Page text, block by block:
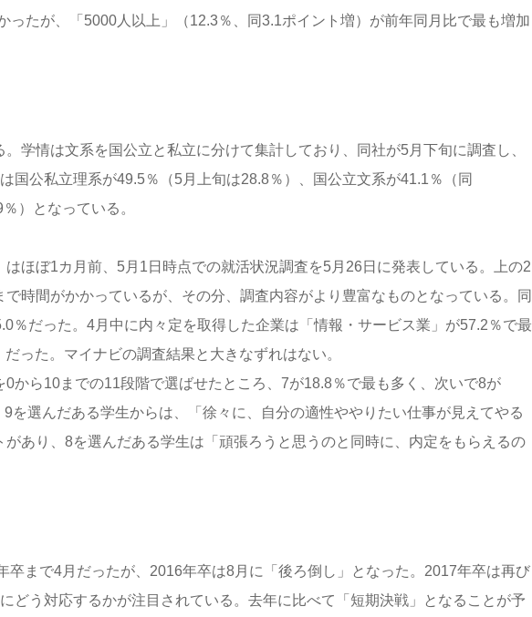
ったが、「5000人以上」（12.3％、同3.1ポイント増）が前年同月比で最も増加
学情は文系を国公立と私立に分けて集計しており、同社が5月下旬に調査し、
国公私立理系が49.5％（5月上旬は28.8％）、国公立文系が41.1％（同
）となっている。
ほぼ1カ月前、5月1日時点での就活状況調査を5月26日に発表している。上の2
時間がかかっているが、その分、調査内容がより豊富なものとなっている。同
％だった。4月中に内々定を取得した企業は「情報・サービス業」が57.2％で最
った。マイナビの調査結果と大きなずれはない。
から10までの11段階で選ばせたところ、7が18.8％で最も多く、次いで8が
を選んだある学生からは、「徐々に、自分の適性ややりたい仕事が見えてやる
あり、8を選んだある学生は「頑張ろうと思うのと同時に、内定をもらえるの
卒まで4月だったが、2016年卒は8月に「後ろ倒し」となった。2017年卒は再び
どう対応するかが注目されている。去年に比べて「短期決戦」となることが予